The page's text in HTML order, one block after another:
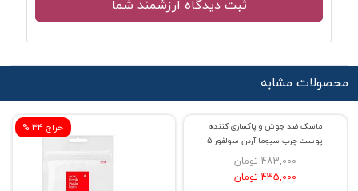
محصولات مشابه
% حراج 34 % حراج 10